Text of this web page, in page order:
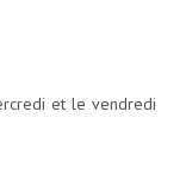
et le vendredi